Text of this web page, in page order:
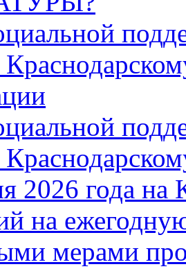
2026 года на
на
мерами